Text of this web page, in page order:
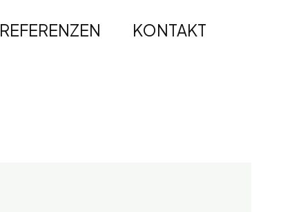
REFERENZEN KONTAKT